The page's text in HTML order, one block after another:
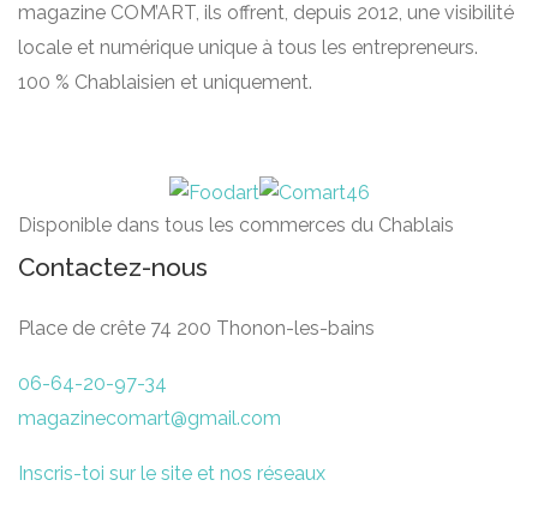
magazine COM’ART, ils offrent, depuis 2012, une visibilité
locale et numérique unique à tous les entrepreneurs.
100 % Chablaisien et uniquement.
Disponible dans tous les commerces du Chablais
Contactez-nous
Place de crête 74 200 Thonon-les-bains
06-64-20-97-34
magazinecomart@gmail.com
Inscris-toi sur le site et nos réseaux